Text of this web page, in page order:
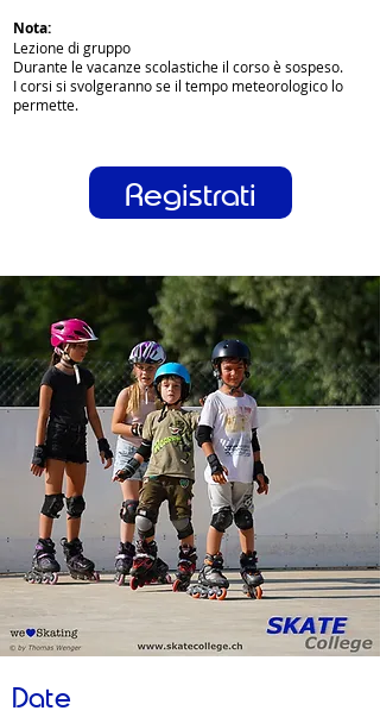
Nota:
Lezione di gruppo
Durante le vacanze scolastiche il corso è sospeso.
I corsi si svolgeranno se il tempo meteorologico lo
permette.
Registrati
Date